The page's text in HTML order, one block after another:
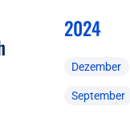
2024
Dezember
September